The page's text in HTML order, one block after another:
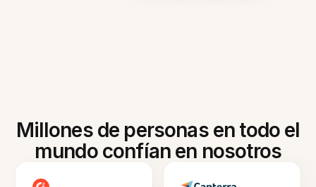
Millones de personas en todo el
mundo confían en nosotros